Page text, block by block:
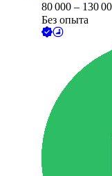
80 000 – 130
Без опыта